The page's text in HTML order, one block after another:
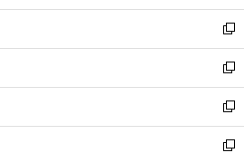
開
く
ウ
で
開
く
ン
ド
ウ
で
開
く
新
し
い
ウ
ィ
ン
ド
新
し
い
ウ
ィ
新
し
い
新